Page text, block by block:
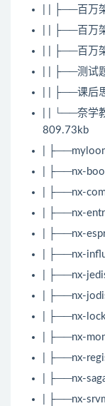
| | ├──百万
| | ├──百万
| | ├──百万
| | ├──测试
| | ├──课后
| | └──奈学
809.73kb
|
| ├──nx-
| ├──nx-
| ├──nx-
| ├──nx-
| ├──nx-
| ├──nx-
| ├──nx-
| ├──nx-
| ├──nx-
| ├──nx-
| ├──nx-
| ├──nx-